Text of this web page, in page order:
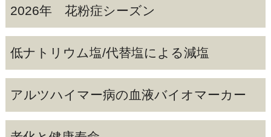
2026年 花粉症シーズン
低ナトリウム塩/代替塩による減塩
アルツハイマー病の血液バイオマーカー